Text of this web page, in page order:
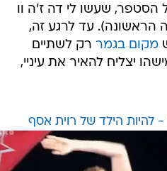
הסטפר, שעשו לי דה ז'ה וו
הראשונה). עד לרגע זה,
מקום בגמר רק לשתיים
יצליח להאיר את עיניי,
להיות הילד של רוית אסף